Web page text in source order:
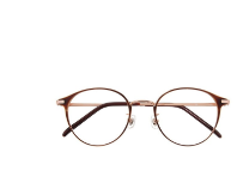
お持ちのZoffメガ
安心2 視力測定無料
＜メガネの度数情報がわから